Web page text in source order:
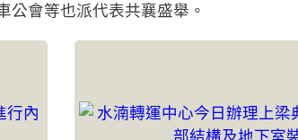
公會等也派代表共襄盛舉。